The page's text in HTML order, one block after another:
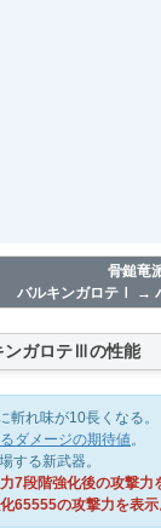
骨鎚竜
バルキンガロテⅠ →
ガロテⅢの性能
斬れ味が10長くなる
ダメージの期待値。
する新武器。
7段階強化後の攻撃力
65555の攻撃力を表示